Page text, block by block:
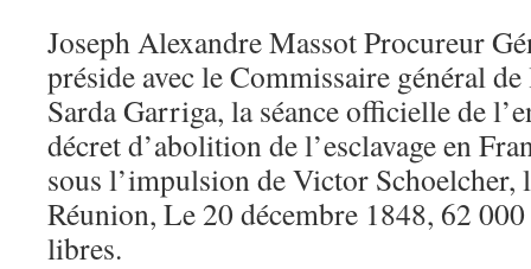
Joseph Alexandre Massot Procureur
préside avec le Commissaire général
Sarda Garriga, la séance officielle de
décret d’abolition de l’esclavage en
sous l’impulsion de Victor
Réunion, Le 20 décembre 1848, 62
libres.